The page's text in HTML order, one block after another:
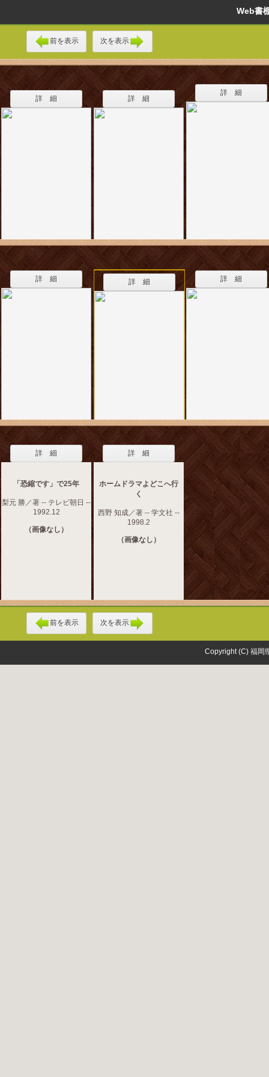
Web
前を表示 次を表示
詳 細 詳 細
詳 細
詳 細 詳 細 詳 細
詳 細
「恐縮です」で25年
梨元 勝／著 -- テレビ朝日 --
1992.12
（画像なし）
詳 細
ホームドラマよどこへ行
く
西野 知成／著 -- 学文社 --
1998.2
（画像なし）
前を表示 次を表示
Copyright (C) 福岡